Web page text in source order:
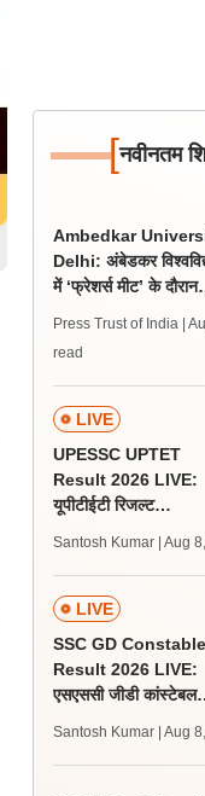
[नवीनतम
Ambedkar
Delhi: अंबेडकर
में ‘फ्रेशर्स मीट’ के दौरान
Press Trust of India |
read
LIVE
UPESSC UPTET
Result 2026 LIVE:
यूपीटीईटी रिजल्ट
जल्द, जानें लेटेस्ट अपडेट,
पासिंग मार्क्स
Santosh Kumar | Aug
LIVE
SSC GD Constable
Result 2026 LIVE:
एसएससी जीडी कांस्टेबल
लेटेस्ट अपडेट, स्कोरकार्ड
Santosh Kumar | Aug